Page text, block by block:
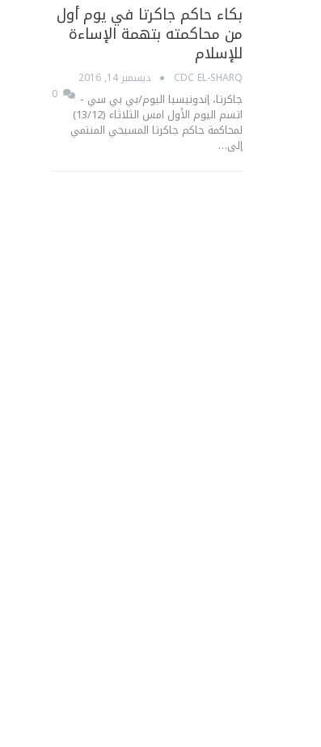
بكاء حاكم جاكرتا في يوم أول
من محاكمته بتهمة الإساءة
للإسلام
CDC EL-SHARQ
ديسمبر 14, 2016
جاكرتا، إندونيسيا اليوم/بي بي سي -
اتسم اليوم الأول امس الثلاثاء (13/12)
لمحاكمة حاكم جاكرتا المسيحي المنتمي
إلى…